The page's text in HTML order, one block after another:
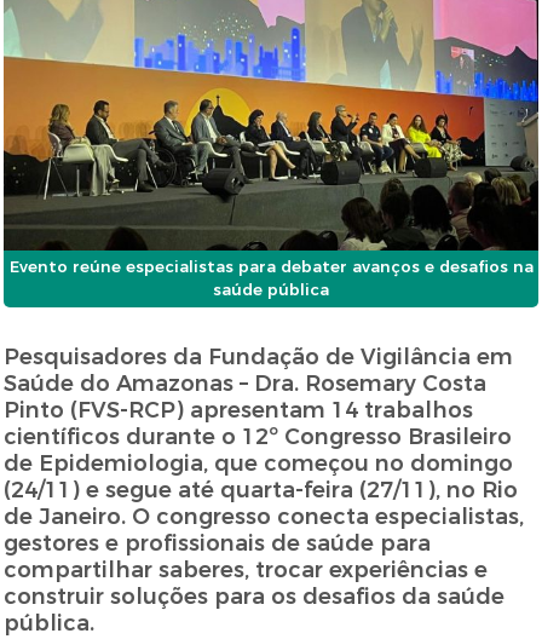
Evento reúne especialistas para debater avanços e desafios na
saúde pública
Pesquisadores da Fundação de Vigilância em
Saúde do Amazonas – Dra. Rosemary Costa
Pinto (FVS-RCP) apresentam 14 trabalhos
científicos durante o 12º Congresso Brasileiro
de Epidemiologia, que começou no domingo
(24/11) e segue até quarta-feira (27/11), no Rio
de Janeiro. O congresso conecta especialistas,
gestores e profissionais de saúde para
compartilhar saberes, trocar experiências e
construir soluções para os desafios da saúde
pública.